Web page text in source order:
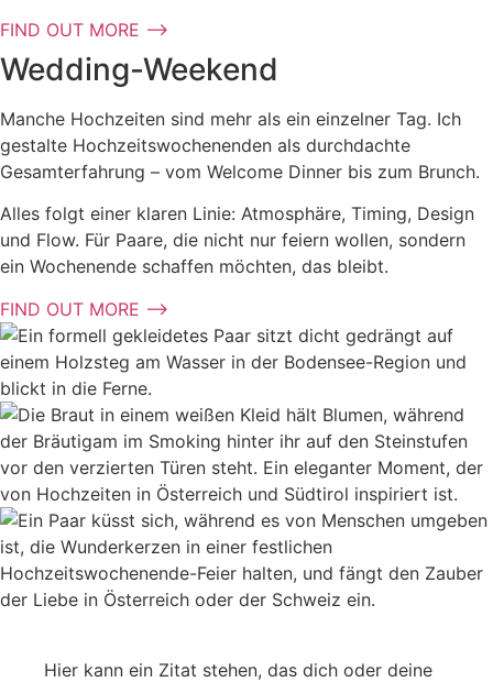
FIND OUT MORE ⟶
Wedding-Weekend
Manche Hochzeiten sind mehr als ein einzelner Tag. Ich
gestalte Hochzeitswochenenden als durchdachte
Gesamterfahrung – vom Welcome Dinner bis zum Brunch.
Alles folgt einer klaren Linie: Atmosphäre, Timing, Design
und Flow. Für Paare, die nicht nur feiern wollen, sondern
ein Wochenende schaffen möchten, das bleibt.
FIND OUT MORE ⟶
Hier kann ein Zitat stehen, das dich oder deine